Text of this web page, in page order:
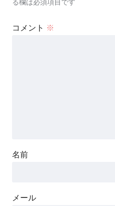
る欄は必須項目です
コメント ※
名前
メール